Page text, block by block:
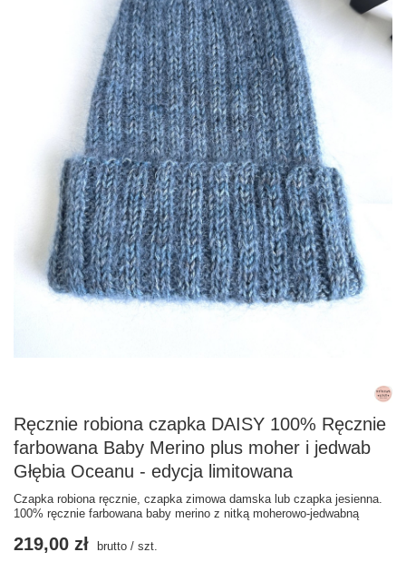
Ręcznie robiona czapka DAISY 100% Ręcznie
farbowana Baby Merino plus moher i jedwab
Głębia Oceanu - edycja limitowana
Czapka robiona ręcznie, czapka zimowa damska lub czapka jesienna.
100% ręcznie farbowana baby merino z nitką moherowo-jedwabną
219,00 zł brutto / szt.